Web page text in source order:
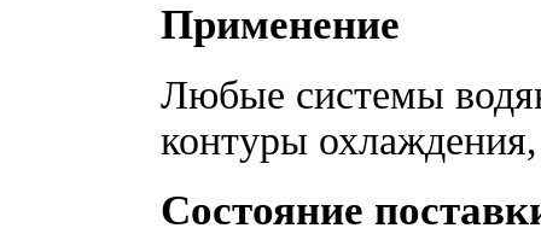
Применение
Любые системы
контуры
Состояние